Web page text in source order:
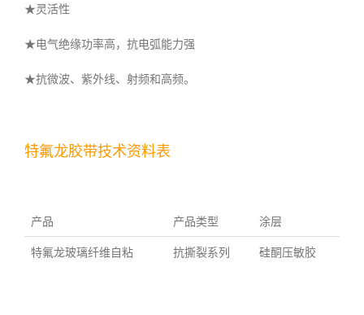
★灵活性
★电气绝缘功率高，抗电弧能力强
★抗微波、紫外线、射频和高频。
特氟龙胶带技术资料表
产品 产品类型 涂层
特氟龙玻璃纤维自粘 抗撕裂系列 硅酮压敏胶